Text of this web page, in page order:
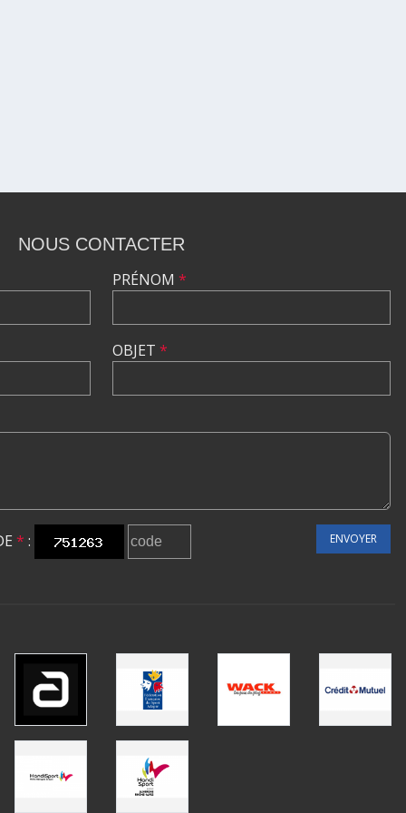
NOUS CONTACTER
PRÉNOM *
OBJET *
* : ENVOYER